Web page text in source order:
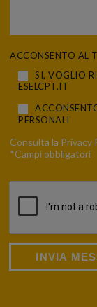
ACCONSENTO AL
SI, VOGLIO
ESELCPT.IT
PERSONALI
Consulta la Privacy
*Campi obbligatori
INVIA